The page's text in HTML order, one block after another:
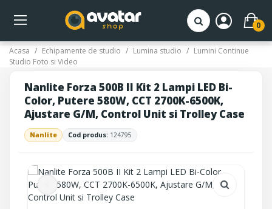
0
Acasa Echipamente de studio Lumina studio
Lumini Continue
Studio Foto si Video
Nanlite Forza 500B II Kit 2 Lampi LED Bi-
Color, Putere 580W, CCT 2700K-6500K,
Ajustare G/M, Control Unit si Trolley Case
Nanlite Cod produs: 124795